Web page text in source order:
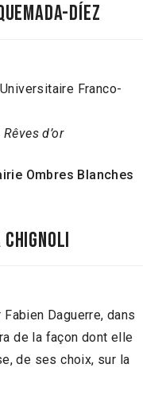
DÍEZ
Franco-
Rêves d’or
Ombres Blanches
Daguerre, dans
de la façon dont elle
de ses choix, sur la